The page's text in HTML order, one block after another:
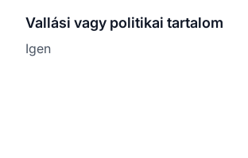
Vallási vagy politikai tartalom
Igen